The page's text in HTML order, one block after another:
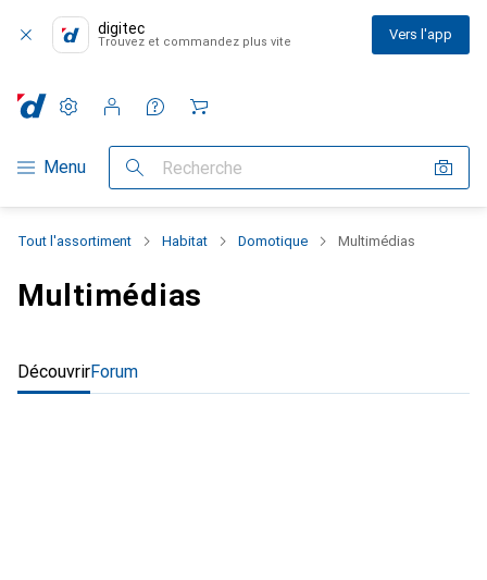
digitec
Trouvez et commandez plus vite Vers l'app
Navigation par catégorie
Menu Recherche
Paramètres
Compte client
Listes de comparaison
Listes d'envies
Panier
Tout l'assortiment Habitat Domotique Multimédias
Multimédias
DécouvrirForum